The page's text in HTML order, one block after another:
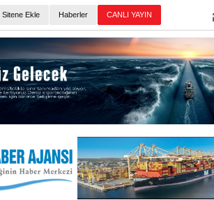
Sitene Ekle Haberler
İTU AUV,
LNG